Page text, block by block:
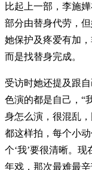
比起上一部，李施
部分由替身代劳，
她保护及疼爱有加
而是找替身完成。
受访时她还提及跟
色演的都是自己，“
身怎么演，很混乱
都这样拍，每个小
个‘我’要很清晰。
年戏，那次最难最辛